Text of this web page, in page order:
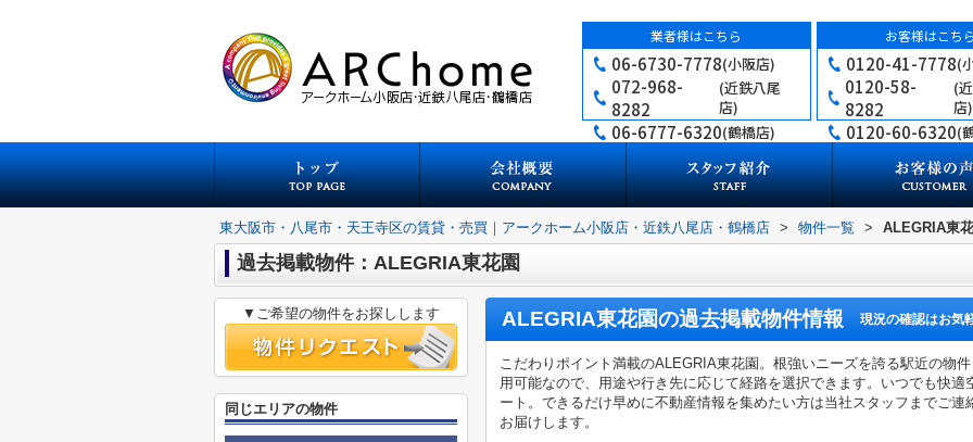
業者様はこちら
06-6730-7778(小阪店)
072-968-
8282
(近鉄八尾
店)
06-6777-6320(鶴橋店)
お客様はこち
0120-41-7778(
0120-58-
8282
(
店)
0120-60-6320(
東大阪市・八尾市・天王寺区の賃貸・売買｜アークホーム小阪店・近鉄八尾店・鶴橋店 > 物件一覧 > ALEGRIA東
過去掲載物件：ALEGRIA東花園
ALEGRIA東花園の過去掲載物件情報 現況の確認はお気
こだわりポイント満載のALEGRIA東花園。根強いニーズを誇る駅近の物
用可能なので、用途や行き先に応じて経路を選択できます。いつでも快
ート。できるだけ早めに不動産情報を集めたい方は当社スタッフまでご
お届けします。
▼ご希望の物件をお探しします
同じエリアの物件